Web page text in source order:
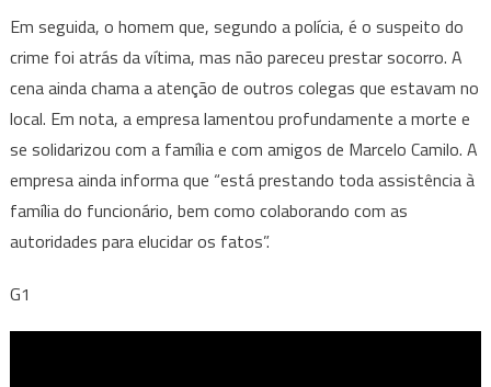
Em seguida, o homem que, segundo a polícia, é o suspeito do
crime foi atrás da vítima, mas não pareceu prestar socorro. A
cena ainda chama a atenção de outros colegas que estavam no
local. Em nota, a empresa lamentou profundamente a morte e
se solidarizou com a família e com amigos de Marcelo Camilo. A
empresa ainda informa que “está prestando toda assistência à
família do funcionário, bem como colaborando com as
autoridades para elucidar os fatos”.
G1